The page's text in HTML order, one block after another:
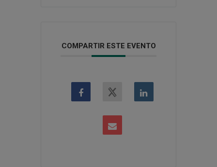
COMPARTIR ESTE EVENTO